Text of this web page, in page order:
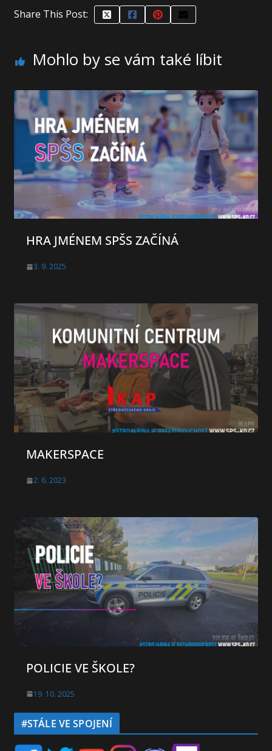
Share This Post:
Mohlo by se vám také líbit
HRA JMÉNEM SPŠS ZAČÍNÁ
3. 9. 2025
MAKERSPACE
2. 6. 2023
POLICIE VE ŠKOLE?
19. 10. 2025
#STÁLE VE SPOJENÍ